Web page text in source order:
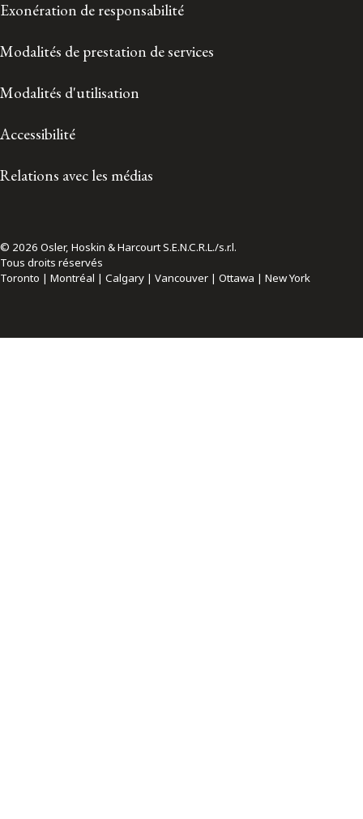
Exonération de responsabilité
Modalités de prestation de services
Modalités d'utilisation
Accessibilité
Relations avec les médias
© 2026 Osler, Hoskin & Harcourt S.E.N.C.R.L./s.r.l.
Tous droits réservés
Toronto | Montréal | Calgary | Vancouver | Ottawa | New York